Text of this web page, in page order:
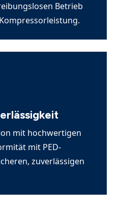
Betrieb
mit hochwertigen
mit PED-
zuverlässigen